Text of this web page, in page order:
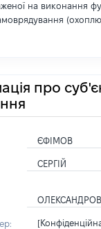
на виконання
про
ЄФІМОВ
СЕРГІЙ